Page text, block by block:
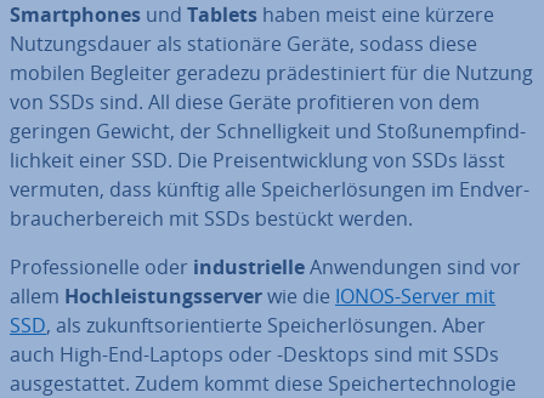
Smart­phones und Tablets haben meist eine kürzere
Nut­zungs­dau­er als sta­tio­nä­re Geräte, sodass diese
mobilen Begleiter geradezu prä­de­sti­niert für die Nutzung
von SSDs sind. All diese Geräte pro­fi­tie­ren von dem
geringen Gewicht, der Schnel­lig­keit und Sto­ß­un­emp­find­
lich­keit einer SSD. Die Preis­ent­wick­lung von SSDs lässt
vermuten, dass künftig alle Spei­cher­lö­sun­gen im End­ver­
brau­cher­be­reich mit SSDs bestückt werden.
Pro­fes­sio­nel­le oder in­dus­tri­el­leAn­wen­dun­gen sind vor
allem Hoch­leis­tungs­ser­verwie die IONOS-Server mit
SSD, als zu­kunfts­ori­en­tier­te Spei­cher­lö­sun­gen. Aber
auch High-End-Laptops oder -Desktops sind mit SSDs
aus­ge­stat­tet. Zudem kommt diese Spei­cher­tech­no­lo­gie